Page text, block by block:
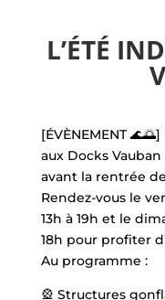
L’ÉTÉ
[ÉVÈNEMENT
aux Docks
avant la rentrée
Rendez-vous le
13h à 19h et le
18h pour profiter
Au programme :
🎡 Structures